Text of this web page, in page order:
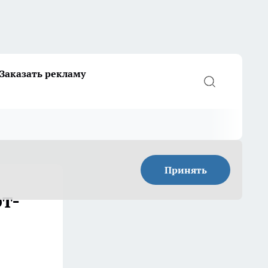
Заказать рекламу
Принять